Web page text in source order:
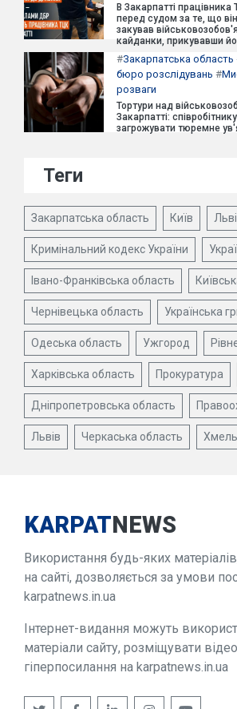
В Закарпатті працівника
перед судом за те, що
закував
кайданки, прикувавши
#Закарпатська область
бюро розслідувань #
розваги
Тортури над
Закарпатті:
загрожувати тюремне
Теги
Закарпатська область Київ
Кримінальний кодекс України
Івано-Франківська область
Чернівецька область Українська
Одеська область Ужгород
Харківська область Прокуратура
Дніпропетровська область
Львів Черкаська область
KARPATNEWS
Використання будь-яких
на сайті, дозволяється за умови
karpatnews.in.ua
Інтернет-видання можуть
матеріали сайту, розміщувати
гіперпосилання на karpatnews.in.ua